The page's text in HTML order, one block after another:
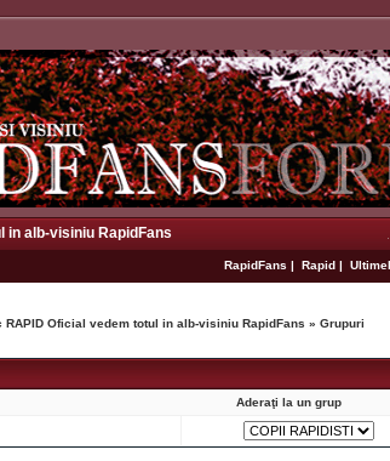
in alb-visiniu RapidFans
RapidFans | Rapid |
Oficial vedem totul in alb-visiniu RapidFans » Grupuri
Aderaţi la un grup